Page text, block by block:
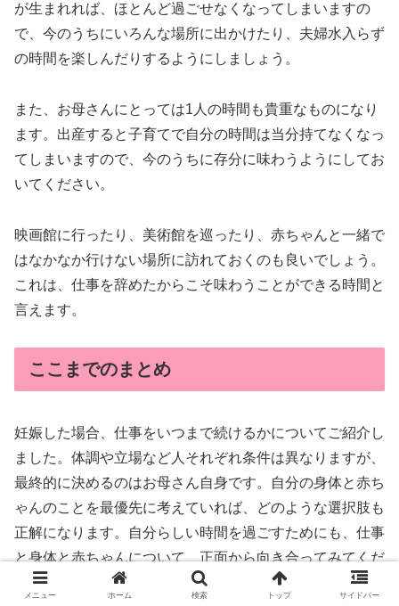
が生まれれば、ほとんど過ごせなくなってしまいますの
で、今のうちにいろんな場所に出かけたり、夫婦水入らず
の時間を楽しんだりするようにしましょう。
また、お母さんにとっては1人の時間も貴重なものになり
ます。出産すると子育てで自分の時間は当分持てなくなっ
てしまいますので、今のうちに存分に味わうようにしてお
いてください。
映画館に行ったり、美術館を巡ったり、赤ちゃんと一緒で
はなかなか行けない場所に訪れておくのも良いでしょう。
これは、仕事を辞めたからこそ味わうことができる時間と
言えます。
ここまでのまとめ
妊娠した場合、仕事をいつまで続けるかについてご紹介し
ました。体調や立場など人それぞれ条件は異なりますが、
最終的に決めるのはお母さん自身です。自分の身体と赤ち
ゃんのことを最優先に考えていれば、どのような選択肢も
正解になります。自分らしい時間を過ごすためにも、仕事
と身体と赤ちゃんについて、正面から向き合ってみてくだ
さい。
メニュー ホーム 検索 トップ サイドバー